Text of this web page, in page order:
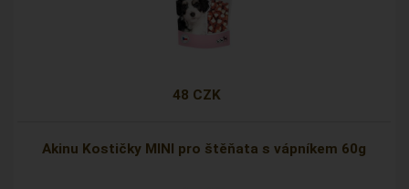
48 CZK
Akinu Kostičky MINI pro štěňata s vápníkem 60g